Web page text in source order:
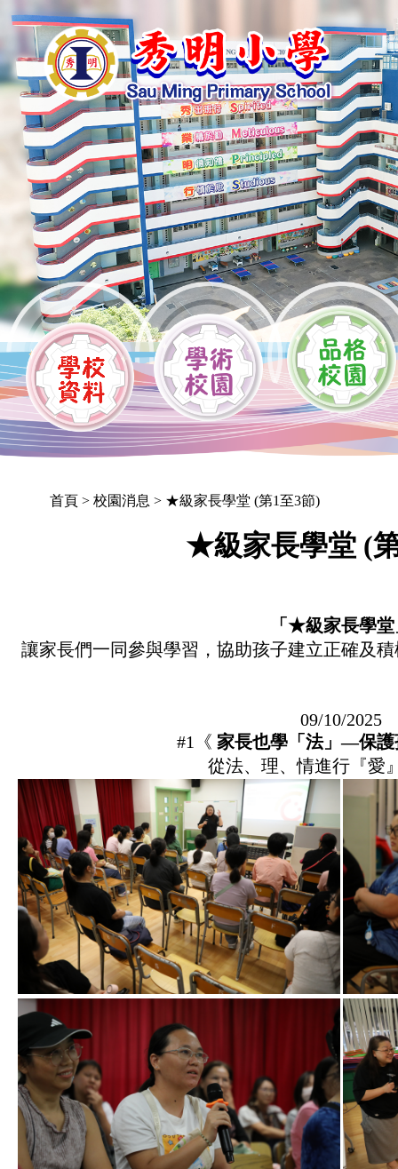
首頁> 校園消息 > ★級家長學堂 (第1至3節)
★級家長學堂 (
「★級家長學
讓家長們一同參與學習，協助孩子建立正確及
09/10/2025
#1《 家長也學「法」—保護
從法、理、情進行『愛